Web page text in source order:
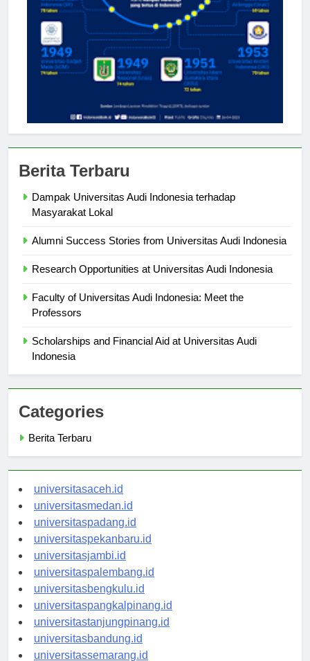
Dampak Universitas Audi Indonesia terhadap
Faculty of Universitas Audi Indonesia: Meet the
Scholarships and Financial Aid at Universitas Audi
Categories
universitasaceh.id
universitasmedan.id
universitaspadang.id
universitaspekanbaru.id
universitasjambi.id
universitaspalembang.id
universitasbengkulu.id
universitaspangkalpinang.id
universitastanjungpinang.id
universitasbandung.id